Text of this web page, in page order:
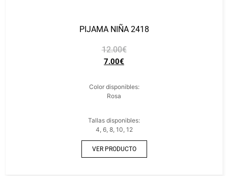
PIJAMA NIÑA 2418
12.00€
7.00€
Color disponibles:
Rosa
Tallas disponibles:
4, 6, 8, 10, 12
VER PRODUCTO